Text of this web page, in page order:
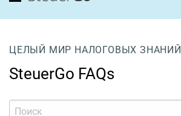
ЦЕЛЫЙ МИР НАЛОГОВЫХ ЗНАНИЙ
SteuerGo FAQs